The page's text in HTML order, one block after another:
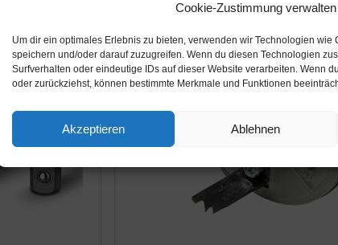
Cookie-Zustimmung verwalten
Um dir ein optimales Erlebnis zu bieten, verwenden wir Technologien wie
speichern und/oder darauf zuzugreifen. Wenn du diesen Technologien
Surfverhalten oder eindeutige IDs auf dieser Website verarbeiten. Wenn
oder zurückziehst, können bestimmte Merkmale und Funktionen
Akzeptieren Ablehnen